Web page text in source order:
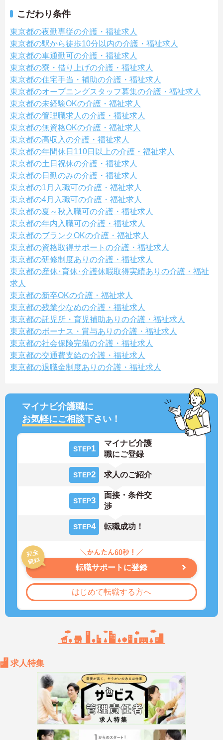
こだわり条件
東京都の夜勤専従の介護・福祉求人
東京都の駅から徒歩10分以内の介護・福祉求人
東京都の車通勤可の介護・福祉求人
東京都の寮・借り上げの介護・福祉求人
東京都の住宅手当・補助の介護・福祉求人
東京都のオープニングスタッフ募集の介護・福祉求人
東京都の未経験OKの介護・福祉求人
東京都の管理職求人の介護・福祉求人
東京都の無資格OKの介護・福祉求人
東京都の高収入の介護・福祉求人
東京都の年間休日110日以上の介護・福祉求人
東京都の土日祝休の介護・福祉求人
東京都の日勤のみの介護・福祉求人
東京都の1月入職可の介護・福祉求人
東京都の4月入職可の介護・福祉求人
東京都の夏～秋入職可の介護・福祉求人
東京都の年内入職可の介護・福祉求人
東京都のブランクOKの介護・福祉求人
東京都の資格取得サポートの介護・福祉求人
東京都の研修制度ありの介護・福祉求人
東京都の産休･育休･介護休暇取得実績ありの介護・福祉
求人
東京都の新卒OKの介護・福祉求人
東京都の残業少なめの介護・福祉求人
東京都の託児所・育児補助ありの介護・福祉求人
東京都のボーナス・賞与ありの介護・福祉求人
東京都の社会保険完備の介護・福祉求人
東京都の交通費支給の介護・福祉求人
東京都の退職金制度ありの介護・福祉求人
マイナビ介護職に
お気軽にご相談下さい！
STEP1
マイナビ介護
職にご登録
STEP2 求人のご紹介
STEP3
面接・条件交
渉
STEP4 転職成功！
転職サポートに登録
はじめて転職する方へ
求人特集